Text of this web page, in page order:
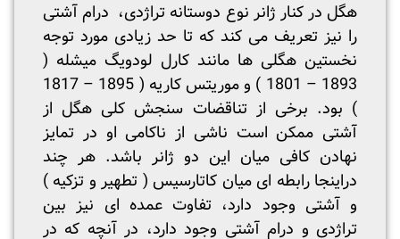
هگل در کنار ژانر نوع دوستانه تراژدی، درام آشتی
را نیز تعریف می کند که تا حد زیادی مورد توجه
نخستین هگلی ها مانند کارل لودویگ میشله (
1893 – 1801 ) و موریتس کاریه ( 1895 – 1817
) بود. برخی از تناقضات سنجش کلی هگل از
آشتی ممکن است ناشی از ناکامی او در تمایز
نهادن کافی میان این دو ژانر باشد. هر چند
دراینجا رابطه ای میان کاتارسیس ( تطهیر و تزکیه )
و آشتی وجود دارد، تفاوت عمده ای نیز بین
تراژدی و درام آشتی وجود دارد، در آنچه که در